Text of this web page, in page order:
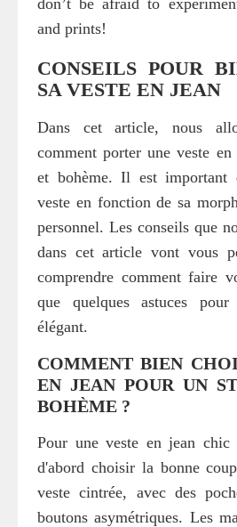
don’t be afraid to
and prints!
CONSEILS POUR
SA VESTE EN JEAN
Dans cet article, nous
comment porter une veste
et bohème. Il est important
veste en fonction de sa
personnel. Les conseils que
dans cet article vont vous
comprendre comment faire
que quelques astuces
élégant.
COMMENT BIEN
EN JEAN POUR UN
BOHÈME ?
Pour une veste en jean
d'abord choisir la bonne
veste cintrée, avec des
boutons asymétriques. Les